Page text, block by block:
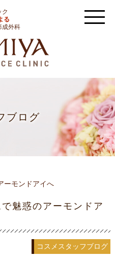
ク
る
成外科
ブログ
ーモンドアイへ
魅惑のアーモンドア
コスメ スタッフブログ